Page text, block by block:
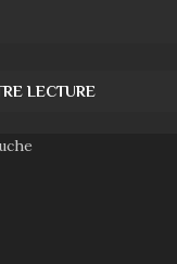
LECTURE